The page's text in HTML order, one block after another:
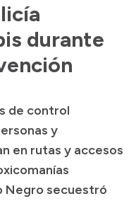
durante
de control
y
en rutas y accesos
Negro secuestró